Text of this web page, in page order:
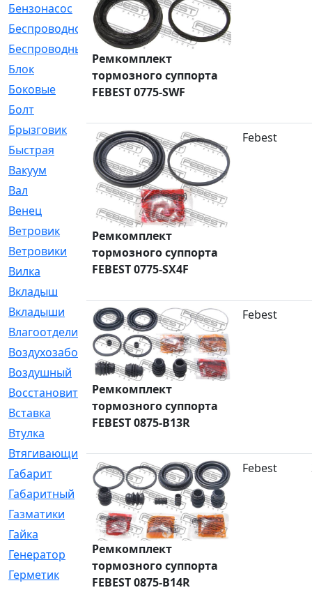
Бензонасос
[17]
Беспроводное
[2]
Беспроводные
[1]
Блок
[81]
Боковые
[4]
Болт
Брызговик
[77]
Быстрая
[2]
Вакуум
[23]
Вал
[194]
Венец
[16]
Ветровик
[132]
Ветровики
[2]
Вилка
[15]
Вкладыш
Вкладыши
[1131]
Влагоотделитель
[2]
Воздухозаборник
[2]
Воздушный
[1]
Восстановительный
[1]
Вставка
[168]
Втулка
Втягивающий
[22]
Габарит
[286]
Габаритный
[6]
Газматики
[117]
Гайка
[104]
Генератор
[148]
Герметик
[15]
Ремкомплект
тормозного суппорта
FEBEST 0775-SWF
Ремкомплект
тормозного суппорта
FEBEST 0775-SX4F
Febest
Ремкомплект
тормозного суппорта
FEBEST 0875-B13R
Febest
Ремкомплект
тормозного суппорта
FEBEST 0875-B14R
Febest